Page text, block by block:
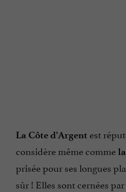
La Côte d’Argent est
considère même comme
prisée pour ses longues
sûr ! Elles sont cernées